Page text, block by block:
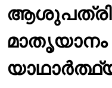
മാതൃയാനം